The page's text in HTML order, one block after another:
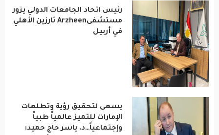
رئيس اتحاد الجامعات الدولي يزور
مستشفىArzheen ئارزين الأهلي
في أربيل
يسعى لتحقيق رؤية وتطلعات
الإمارات للتميز عالمياً طبياً
وإجتماعياً…د. ياسر حاج حميد:
تحقيقات صحفية
مقالات
عامة ومنوعات
طب وصحة